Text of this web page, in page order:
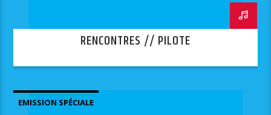
RENCONTRES // PILOTE
EMISSION SPÉCIALE